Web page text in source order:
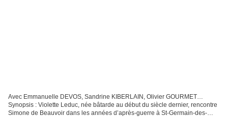
Avec Emmanuelle DEVOS, Sandrine KIBERLAIN, Olivier GOURMET…
Synopsis : Violette Leduc, née bâtarde au début du siècle dernier, rencontre
Simone de Beauvoir dans les années d’après-guerre à St-Germain-des-